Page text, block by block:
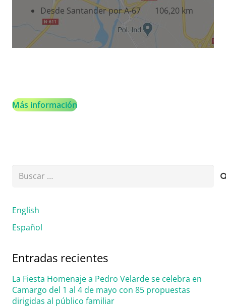
Desde Santander por A-67 106,20 km
Más información
Buscar:
English
Español
Entradas recientes
La Fiesta Homenaje a Pedro Velarde se celebra en
Camargo del 1 al 4 de mayo con 85 propuestas
dirigidas al público familiar